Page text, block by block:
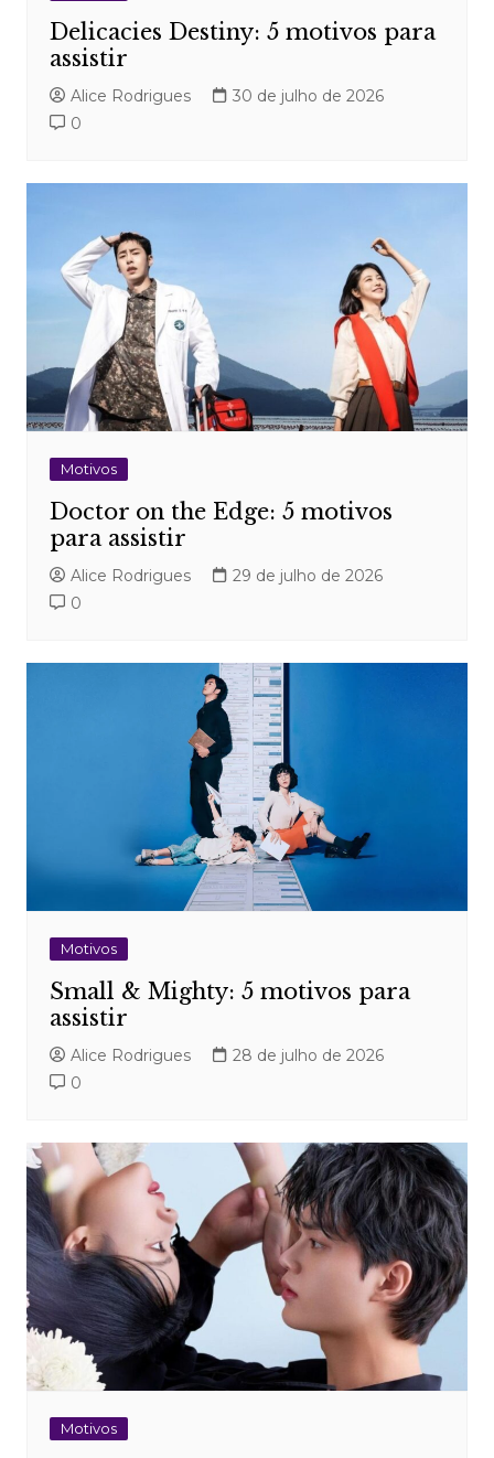
Delicacies Destiny: 5 motivos para
assistir
Alice Rodrigues
30 de julho de 2026
0
Motivos
Doctor on the Edge: 5 motivos
para assistir
Alice Rodrigues
29 de julho de 2026
0
Motivos
Small & Mighty: 5 motivos para
assistir
Alice Rodrigues
28 de julho de 2026
0
Motivos